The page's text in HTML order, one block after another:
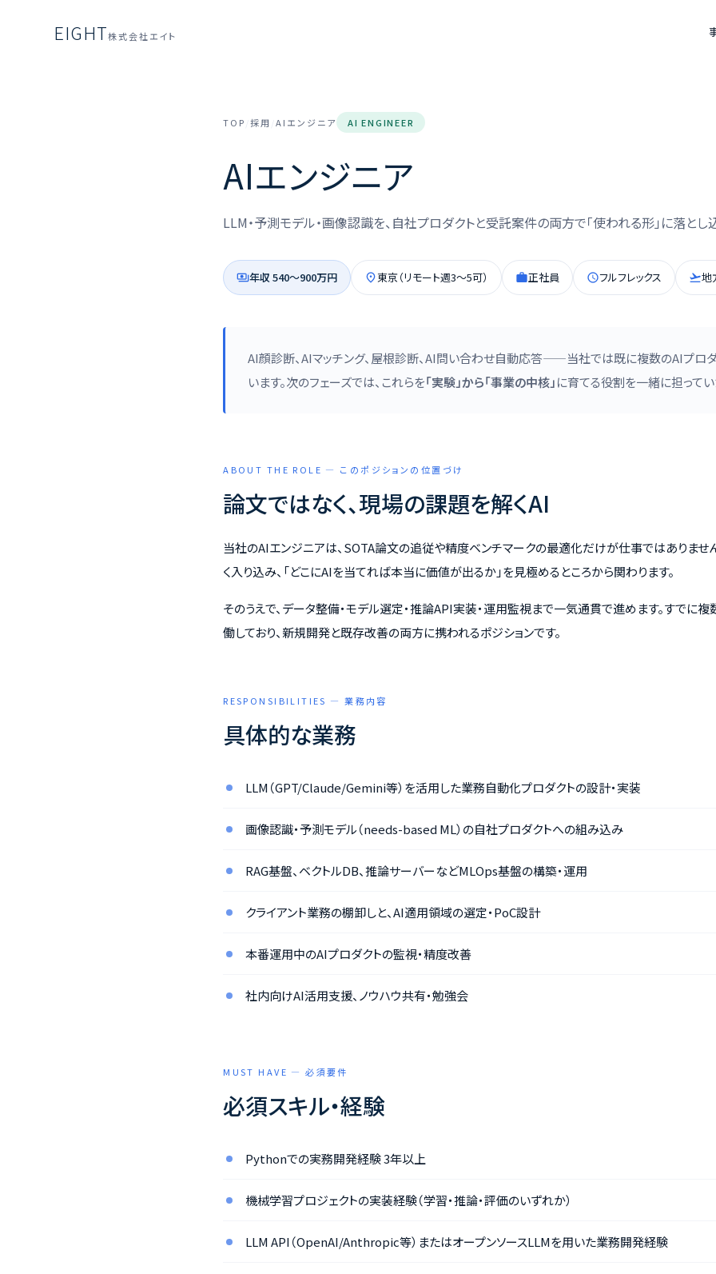
EIGHT株式会社エイト
TOP /採用 /AIエンジニア AI ENGINEER
AIエンジニア
LLM・予測モデル・画像認識を、自社プロダクトと受託案件の両方で「使われる形」に落とし
payments年収 540〜900万円 place東京（リモート週3〜5可） work正社員 scheduleフルフレックス flight_takeoff地
AI顔診断、AIマッチング、屋根診断、AI問い合わせ自動応答——当社では既に複数のAIプロダ
います。次のフェーズでは、これらを「実験」から「事業の中核」に育てる役割を一緒に担ってい
ABOUT THE ROLE — このポジションの位置づけ
論文ではなく、現場の課題を解くAI
当社のAIエンジニアは、SOTA論文の追従や精度ベンチマークの最適化だけが仕事ではありませ
く入り込み、「どこにAIを当てれば本当に価値が出るか」を見極めるところから関わります。
そのうえで、データ整備・モデル選定・推論API実装・運用監視まで一気通貫で進めます。すでに
働しており、新規開発と既存改善の両方に携われるポジションです。
RESPONSIBILITIES — 業務内容
具体的な業務
LLM（GPT/Claude/Gemini等）を活用した業務自動化プロダクトの設計・実装
画像認識・予測モデル（needs-based ML）の自社プロダクトへの組み込み
RAG基盤、ベクトルDB、推論サーバーなどMLOps基盤の構築・運用
クライアント業務の棚卸しと、AI適用領域の選定・PoC設計
本番運用中のAIプロダクトの監視・精度改善
社内向けAI活用支援、ノウハウ共有・勉強会
MUST HAVE — 必須要件
必須スキル・経験
Pythonでの実務開発経験 3年以上
機械学習プロジェクトの実装経験（学習・推論・評価のいずれか）
LLM API（OpenAI/Anthropic等）またはオープンソースLLMを用いた業務開発経験